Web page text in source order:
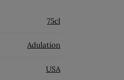
75cl
Adulation
USA